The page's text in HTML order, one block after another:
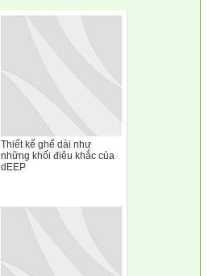
Thiết kế ghế dài như
những khối điêu khắc của
dEEP